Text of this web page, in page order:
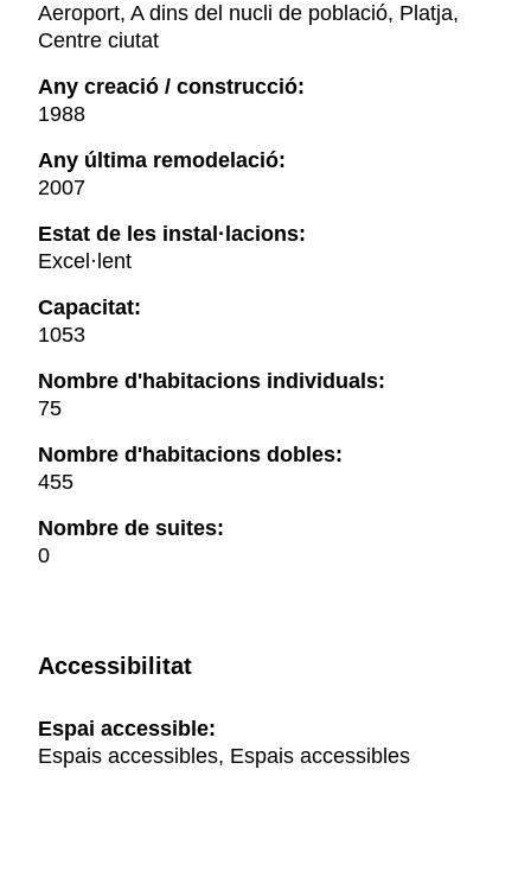
Aeroport, A dins del nucli de població, Platja,
Centre ciutat
Any creació / construcció:
1988
Any última remodelació:
2007
Estat de les instal·lacions:
Excel·lent
Capacitat:
1053
Nombre d'habitacions individuals:
75
Nombre d'habitacions dobles:
455
Nombre de suites:
0
Accessibilitat
Espai accessible:
Espais accessibles, Espais accessibles